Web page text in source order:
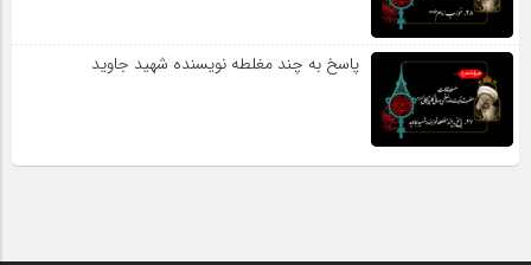
پاسخ به چند مغلطه نویسنده شهید جاوید